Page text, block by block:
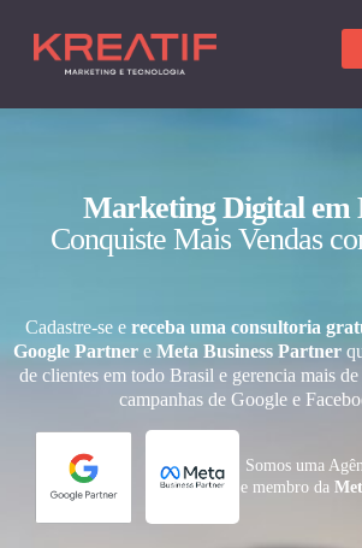
Marketing Digital em
Conquiste Mais Vendas
Cadastre-se e receba uma consultoria
Google Partner e Meta Business Partner
de clientes em todo Brasil e gerencia mais
campanhas de Google e
Somos uma
e membro da